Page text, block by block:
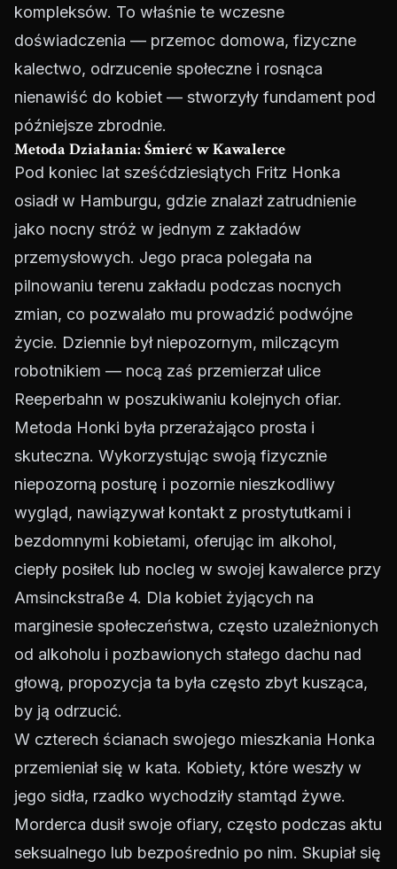
kompleksów. To właśnie te wczesne
doświadczenia — przemoc domowa, fizyczne
kalectwo, odrzucenie społeczne i rosnąca
nienawiść do kobiet — stworzyły fundament pod
późniejsze zbrodnie.
Metoda Działania: Śmierć w Kawalerce
Pod koniec lat sześćdziesiątych Fritz Honka
osiadł w Hamburgu, gdzie znalazł zatrudnienie
jako nocny stróż w jednym z zakładów
przemysłowych. Jego praca polegała na
pilnowaniu terenu zakładu podczas nocnych
zmian, co pozwalało mu prowadzić podwójne
życie. Dziennie był niepozornym, milczącym
robotnikiem — nocą zaś przemierzał ulice
Reeperbahn w poszukiwaniu kolejnych ofiar.
Metoda Honki była przerażająco prosta i
skuteczna. Wykorzystując swoją fizycznie
niepozorną posturę i pozornie nieszkodliwy
wygląd, nawiązywał kontakt z prostytutkami i
bezdomnymi kobietami, oferując im alkohol,
ciepły posiłek lub nocleg w swojej kawalerce przy
Amsinckstraße 4. Dla kobiet żyjących na
marginesie społeczeństwa, często uzależnionych
od alkoholu i pozbawionych stałego dachu nad
głową, propozycja ta była często zbyt kusząca,
by ją odrzucić.
W czterech ścianach swojego mieszkania Honka
przemieniał się w kata. Kobiety, które weszły w
jego sidła, rzadko wychodziły stamtąd żywe.
Morderca dusił swoje ofiary, często podczas aktu
seksualnego lub bezpośrednio po nim. Skupiał się